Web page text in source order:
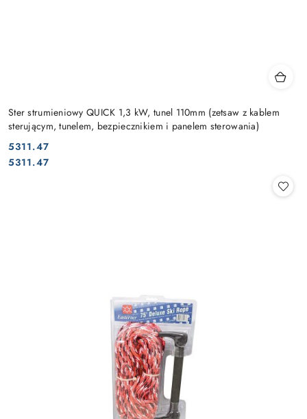
Ster strumieniowy QUICK 1,3 kW, tunel 110mm (zetsaw z kablem
sterującym, tunelem, bezpiecznikiem i panelem sterowania)
Cena:
5311.47
Cena:
5311.47